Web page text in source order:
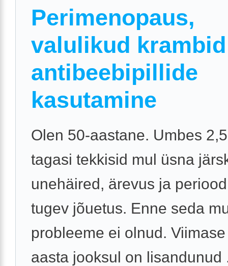
Perimenopaus,
valulikud
antibeebipillide
kasutamine
Olen 50-aastane. Umbes
tagasi tekkisid mul üsna
unehäired, ärevus ja
tugev jõuetus. Enne seda
probleeme ei olnud.
aasta jooksul on lisandunud